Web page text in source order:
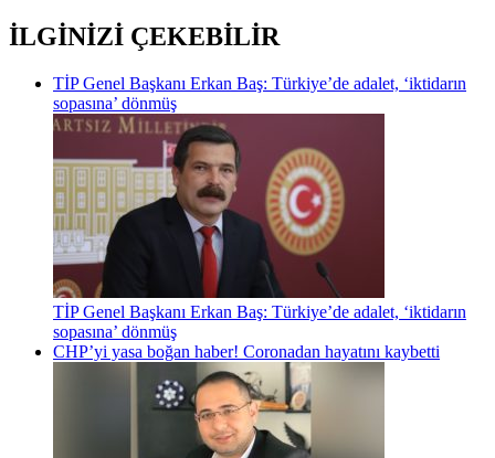
İLGİNİZİ ÇEKEBİLİR
TİP Genel Başkanı Erkan Baş: Türkiye’de adalet, ‘iktidarın
sopasına’ dönmüş
TİP Genel Başkanı Erkan Baş: Türkiye’de adalet, ‘iktidarın
sopasına’ dönmüş
CHP’yi yasa boğan haber! Coronadan hayatını kaybetti